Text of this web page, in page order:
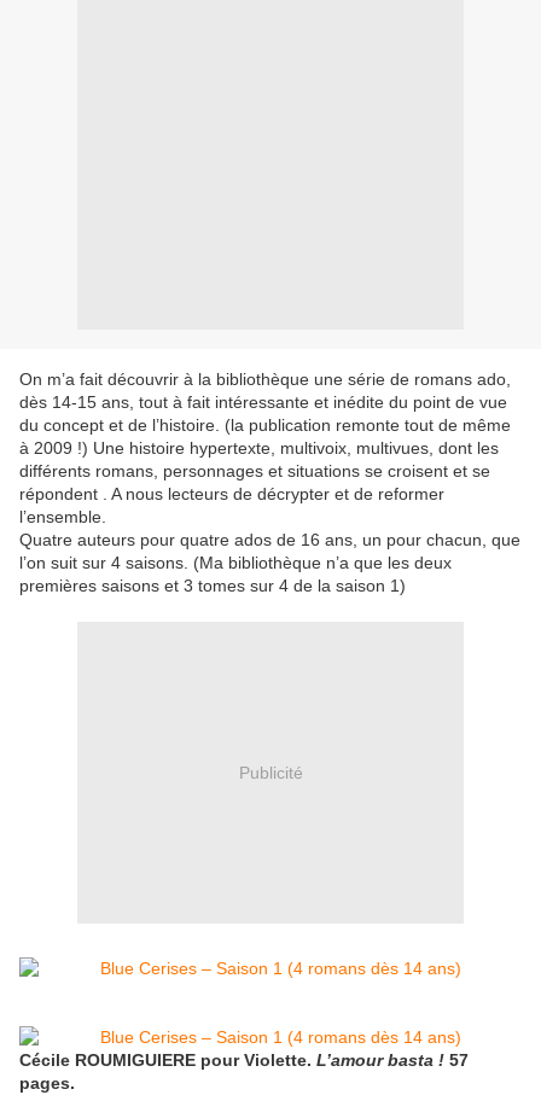
On m’a fait découvrir à la bibliothèque une série de romans ado,
dès 14-15 ans, tout à fait intéressante et inédite du point de vue
du concept et de l’histoire. (la publication remonte tout de même
à 2009 !) Une histoire hypertexte, multivoix, multivues, dont les
différents romans, personnages et situations se croisent et se
répondent . A nous lecteurs de décrypter et de reformer
l’ensemble.
Quatre auteurs pour quatre ados de 16 ans, un pour chacun, que
l’on suit sur 4 saisons. (Ma bibliothèque n’a que les deux
premières saisons et 3 tomes sur 4 de la saison 1)
Publicité
Cécile ROUMIGUIERE pour Violette. L’amour basta ! 57
pages.